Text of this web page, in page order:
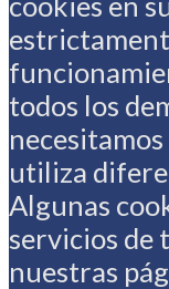
todos los
utiliza
Algunas
servicios de
nuestras